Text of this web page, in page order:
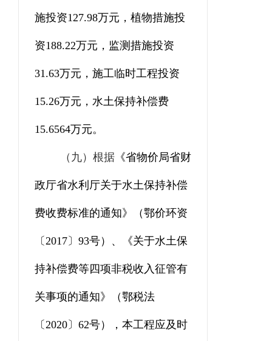
施投资127.98万元，植物措施投
资188.22万元， 监测措施投资
31.63万元，施工临时工程投资
15.26万元，水土保持补偿费
15.6564万元。
（九）根据 《省物价局省财
政厅省水利厅关于水土保持补偿
费收费标准的通知》（鄂价环资
〔 2017 〕 93号）、《关于水土保
持补偿费等四项非税收入征管有
关事项的通知》（鄂税法
〔 2020 〕 62号），本工程应及时